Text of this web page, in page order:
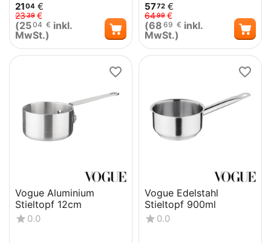
2104 €
2339 €
(2504 € inkl.
MwSt.)
5772 €
6499 €
(68 69 € inkl.
MwSt.)
Vogue Aluminium
Stieltopf 12cm
0.0
Vogue Edelstahl
Stieltopf 900ml
0.0